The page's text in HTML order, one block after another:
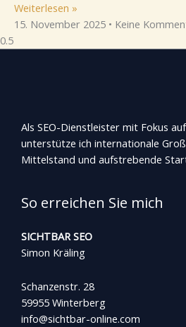
Weiterlesen »
15. November 2025
Keine
Als SEO-Dienstleister mit Fokus
unterstütze ich internationale
Mittelstand und aufstrebende
So erreichen Sie mich
SICHTBAR SEO
Simon Kräling
Schanzenstr. 28
59955 Winterberg
info@sichtbar-online.com